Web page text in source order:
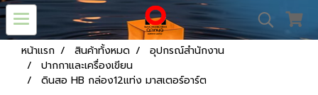
หน้าแรก สินค้าทั้งหมด
อุปกรณ์สำนักงาน
ปากกาและเครื่องเขียน
ดินสอ HB กล่อง12แท่ง มาสเตอร์อาร์ต